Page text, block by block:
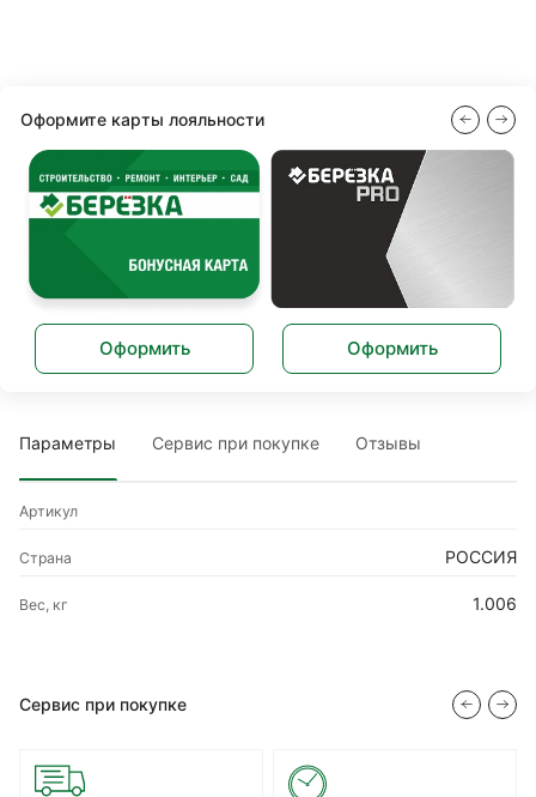
Оформите карты лояльности
Оформить Оформить
Параметры Сервис при покупке Отзывы
Артикул
Страна РОССИЯ
Вес, кг 1.006
Сервис при покупке